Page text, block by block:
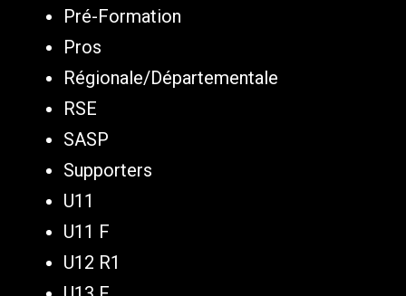
Pré-Formation
Pros
Régionale/Départementale
RSE
SASP
Supporters
U11
U11 F
U12 R1